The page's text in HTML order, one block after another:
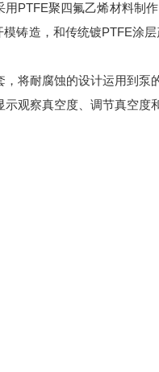
PTFE聚四氟乙烯材料制
铸造，和传统镀PTFE涂
将耐腐蚀的设计运用到泵
观察真空度、调节真空度